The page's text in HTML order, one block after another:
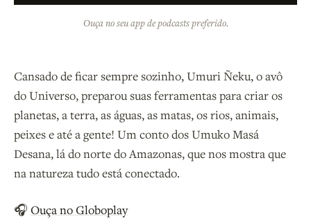
Ouça no seu app de podcasts preferido.
Cansado de ficar sempre sozinho, Umuri Ñeku, o avô
do Universo, preparou suas ferramentas para criar os
planetas, a terra, as águas, as matas, os rios, animais,
peixes e até a gente! Um conto dos Umuko Masá
Desana, lá do norte do Amazonas, que nos mostra que
na natureza tudo está conectado.
🎧 Ouça no Globoplay